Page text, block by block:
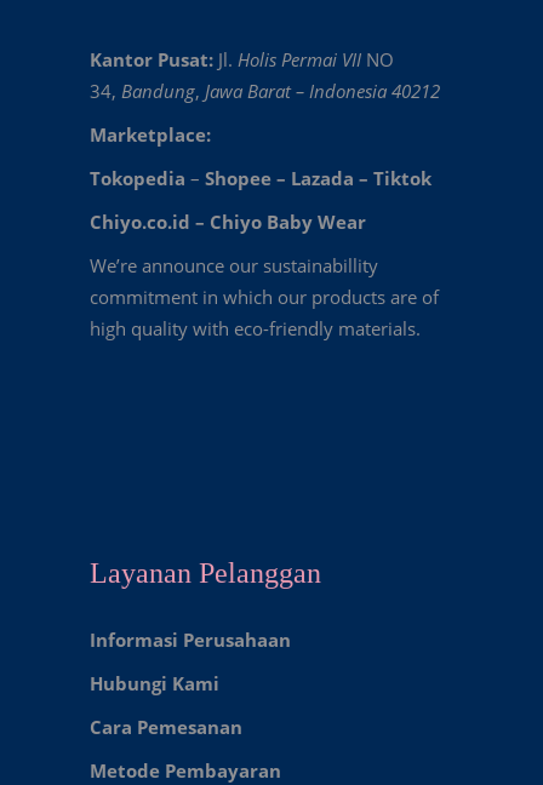
Kantor Pusat: Jl. Holis Permai VII NO
34, Bandung, Jawa Barat – Indonesia 40212
Marketplace:
Tokopedia – Shopee – Lazada – Tiktok
Chiyo.co.id – Chiyo Baby Wear
We’re announce our sustainabillity
commitment in which our products are of
high quality with eco-friendly materials.
Layanan Pelanggan
Informasi Perusahaan
Hubungi Kami
Cara Pemesanan
Metode Pembayaran